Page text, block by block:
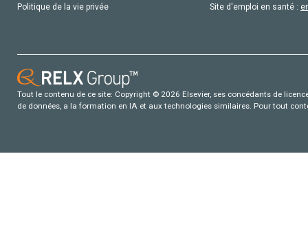
Politique de la vie privée
Site d'emploi en santé :
Tout le contenu de ce site: Copyright © 2026 Elsevier, ses concédants de
de données, a la formation en IA et aux technologies similaires. Pour tout